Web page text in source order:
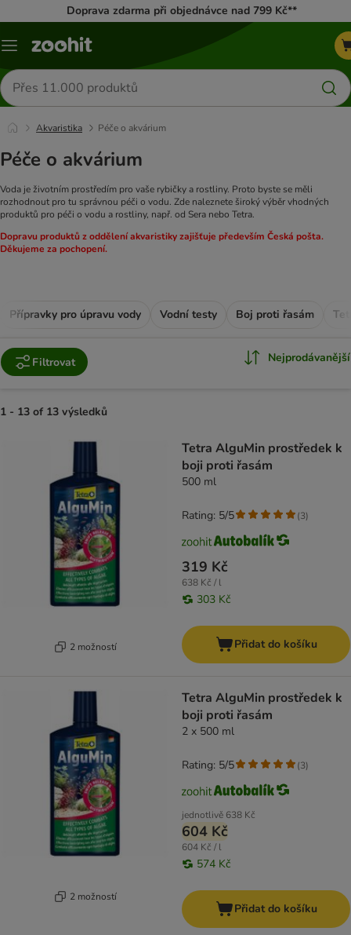
Doprava zdarma při objednávce nad 799 Kč**
Menu
Hledat
produkty
Akvaristika Péče o akvárium
Péče o akvárium
Voda je životním prostředím pro vaše rybičky a rostliny. Proto byste se měli
rozhodnout pro tu správnou péči o vodu. Zde naleznete široký výběr vhodných
produktů pro péči o vodu a rostliny, např. od Sera nebo Tetra.
Dopravu produktů z oddělení akvaristiky zajišťuje především Česká pošta.
Děkujeme za pochopení.
Přípravky pro úpravu vody Vodní testy Boj proti řasám
Filtrovat Nejprodávanější
1 - 13 of 13 výsledků
2 možností
Tetra AlguMin prostředek k
boji proti řasám
500 ml
319 Kč
638 Kč / l
303 Kč
Rating: 5/5 (3)
Přidat do košíku
2 možností
Tetra AlguMin prostředek k
boji proti řasám
2 x 500 ml
jednotlivě 638 Kč
604 Kč
604 Kč / l
574 Kč
Rating: 5/5 (3)
Přidat do košíku